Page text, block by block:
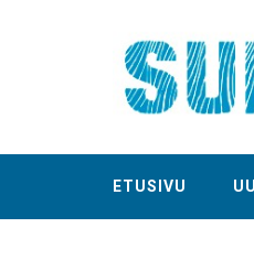
ETUSIVU